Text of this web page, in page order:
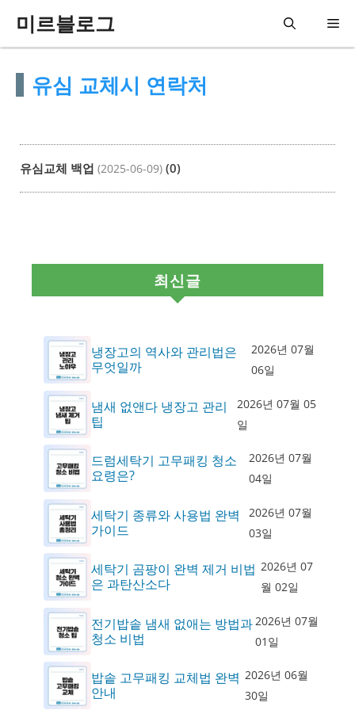
미르블로그 메
유심 교체시 연락처
유심교체 백업 (2025-06-09) (0)
최신글
냉장고의 역사와 관리법은
무엇일까
2026년 07월
06일
냄새 없앤다 냉장고 관리
팁
2026년 07월 05
일
드럼세탁기 고무패킹 청소
요령은?
2026년 07월
04일
세탁기 종류와 사용법 완벽
가이드
2026년 07월
03일
세탁기 곰팡이 완벽 제거 비법
은 과탄산소다
2026년 07
월 02일
전기밥솥 냄새 없애는 방법과
청소 비법
2026년 07월
01일
밥솥 고무패킹 교체법 완벽
안내
2026년 06월
30일